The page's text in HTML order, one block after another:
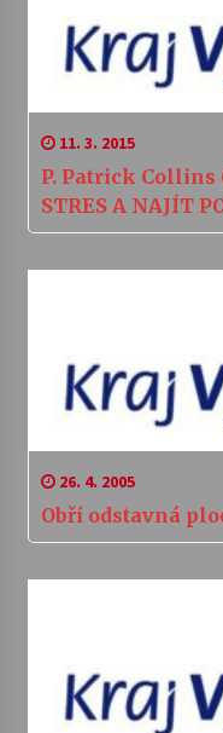
11. 3. 2015
P. Patrick Collins
STRES A NAJÍT
26. 4. 2005
Obří odstavná